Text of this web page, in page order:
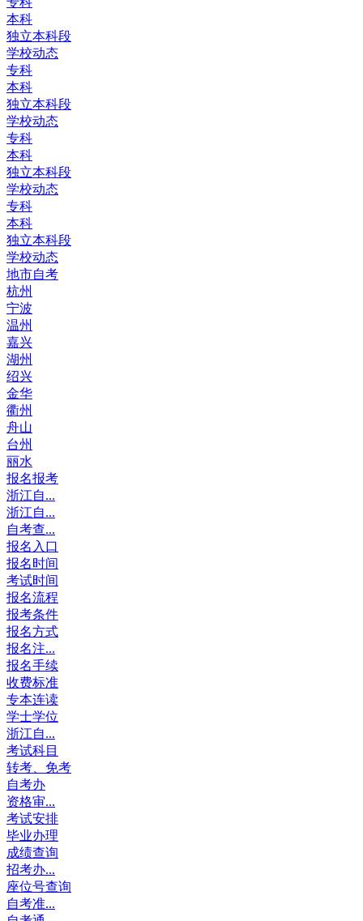
本科
独立本科段
学校动态
专科
本科
独立本科段
学校动态
专科
本科
独立本科段
学校动态
专科
本科
独立本科段
学校动态
地市自考
杭州
宁波
温州
嘉兴
湖州
绍兴
金华
衢州
舟山
台州
丽水
报名报考
浙江自...
浙江自...
自考查...
报名入口
报名时间
考试时间
报名流程
报考条件
报名方式
报名注...
报名手续
收费标准
专本连读
学士学位
浙江自...
考试科目
转考、免考
自考办
资格审...
考试安排
毕业办理
成绩查询
招考办...
座位号查询
自考准...